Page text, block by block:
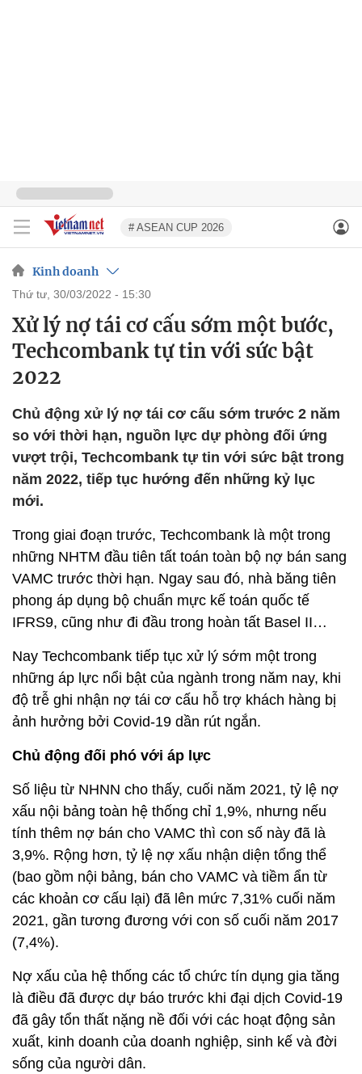
# ASEAN CUP 2026
Kinh doanh
thứ tư, 30/03/2022 - 15:30
Xử lý nợ tái cơ cấu sớm một bước,
Techcombank tự tin với sức bật
2022
Chủ động xử lý nợ tái cơ cấu sớm trước 2 năm
so với thời hạn, nguồn lực dự phòng đối ứng
vượt trội, Techcombank tự tin với sức bật trong
năm 2022, tiếp tục hướng đến những kỷ lục
mới.
Trong giai đoạn trước, Techcombank là một trong
những NHTM đầu tiên tất toán toàn bộ nợ bán sang
VAMC trước thời hạn. Ngay sau đó, nhà băng tiên
phong áp dụng bộ chuẩn mực kế toán quốc tế
IFRS9, cũng như đi đầu trong hoàn tất Basel II…
Nay Techcombank tiếp tục xử lý sớm một trong
những áp lực nổi bật của ngành trong năm nay, khi
độ trễ ghi nhận nợ tái cơ cấu hỗ trợ khách hàng bị
ảnh hưởng bởi Covid-19 dần rút ngắn.
Chủ động đối phó với áp lực
Số liệu từ NHNN cho thấy, cuối năm 2021, tỷ lệ nợ
xấu nội bảng toàn hệ thống chỉ 1,9%, nhưng nếu
tính thêm nợ bán cho VAMC thì con số này đã là
3,9%. Rộng hơn, tỷ lệ nợ xấu nhận diện tổng thể
(bao gồm nội bảng, bán cho VAMC và tiềm ẩn từ
các khoản cơ cấu lại) đã lên mức 7,31% cuối năm
2021, gần tương đương với con số cuối năm 2017
(7,4%).
Nợ xấu của hệ thống các tổ chức tín dụng gia tăng
là điều đã được dự báo trước khi đại dịch Covid-19
đã gây tổn thất nặng nề đối với các hoạt động sản
xuất, kinh doanh của doanh nghiệp, sinh kế và đời
sống của người dân.